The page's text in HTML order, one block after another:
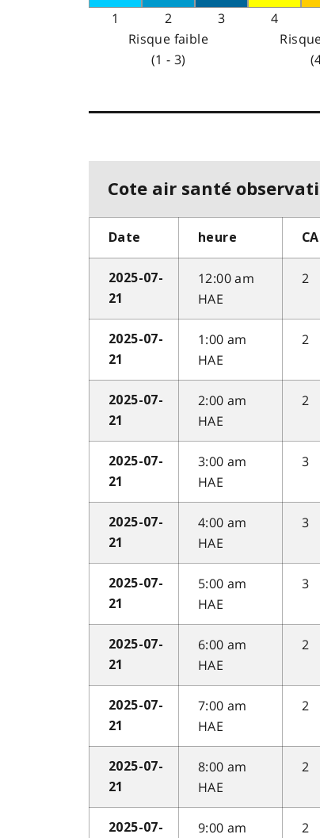
1 2 3 4
Risque faible
(1 - 3)
Cote air santé
Date heure
2025-07-
21
12:00 am
HAE
2
2025-07-
21
1:00 am
HAE
2
2025-07-
21
2:00 am
HAE
2
2025-07-
21
3:00 am
HAE
3
2025-07-
21
4:00 am
HAE
3
2025-07-
21
5:00 am
HAE
3
2025-07-
21
6:00 am
HAE
2
2025-07-
21
7:00 am
HAE
2
2025-07-
21
8:00 am
HAE
2
2025-07-
9:00 am
2